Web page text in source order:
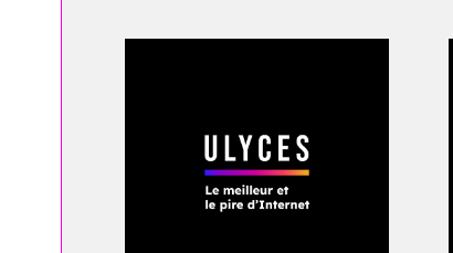
pratique un des
rencontre au
chroniqueur